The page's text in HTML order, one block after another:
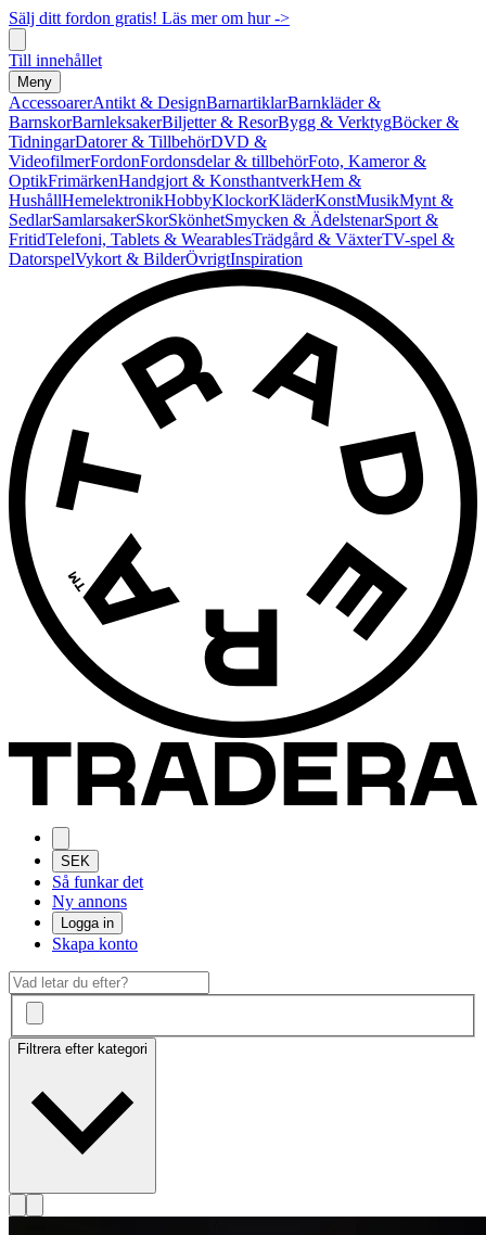
Sälj ditt fordon gratis! Läs mer om hur ->
Till innehållet
Meny
AccessoarerAntikt & DesignBarnartiklarBarnkläder &
BarnskorBarnleksakerBiljetter & ResorBygg & VerktygBöcker &
TidningarDatorer & TillbehörDVD &
VideofilmerFordonFordonsdelar & tillbehörFoto, Kameror &
OptikFrimärkenHandgjort & KonsthantverkHem &
HushållHemelektronikHobbyKlockorKläderKonstMusikMynt &
SedlarSamlarsakerSkorSkönhetSmycken & ÄdelstenarSport &
FritidTelefoni, Tablets & WearablesTrädgård & VäxterTV-spel &
DatorspelVykort & BilderÖvrigtInspiration
SEK
Så funkar det
Ny annons
Logga in
Skapa konto
Filtrera efter kategori